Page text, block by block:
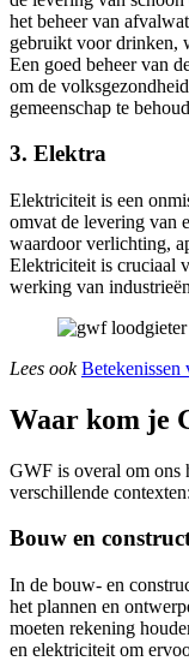
het beheer van
gebruikt voor drinken,
Een goed beheer van
om de
gemeenschap te
3. Elektra
Elektriciteit is een
omvat de levering van
waardoor verlichting,
Elektriciteit is cruciaal
werking van
Lees ookBetekenissen
Waar kom je
GWF is overal om ons
verschillende contexten:
Bouw en
In de bouw- en
het plannen en
moeten rekening
en elektriciteit om